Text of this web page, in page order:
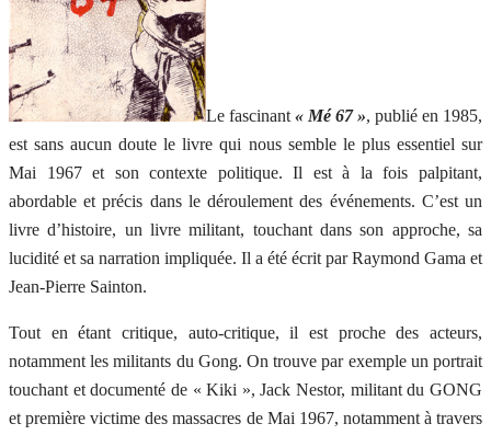
Le fascinant « Mé 67 », publié en 1985,
est sans aucun doute le livre qui nous semble le plus essentiel sur
Mai 1967 et son contexte politique. Il est à la fois palpitant,
abordable et précis dans le déroulement des événements. C’est un
livre d’histoire, un livre militant, touchant dans son approche, sa
lucidité et sa narration impliquée. Il a été écrit par Raymond Gama et
Jean-Pierre Sainton.
Tout en étant critique, auto-critique, il est proche des acteurs,
notamment les militants du Gong. On trouve par exemple un portrait
touchant et documenté de « Kiki », Jack Nestor, militant du GONG
et première victime des massacres de Mai 1967, notamment à travers